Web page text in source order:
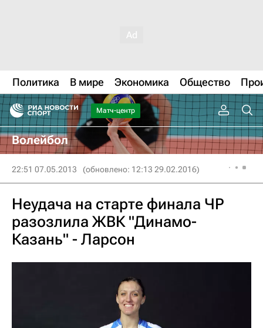
Политика В мире Экономика Общество
Матч-центр
Волейбол
22:51 07.05.2013 (обновлено: 12:13 29.02.2016)
Неудача на старте финала ЧР
разозлила ЖВК "Динамо-
Казань" - Ларсон